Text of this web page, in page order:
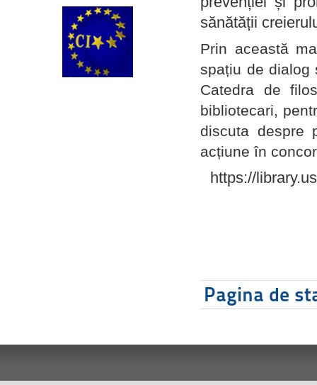
sănătății
Prin această
spațiu de dialog
Catedra de
bibliotecari,
discuta despre
acțiune în
https://
Pagina de